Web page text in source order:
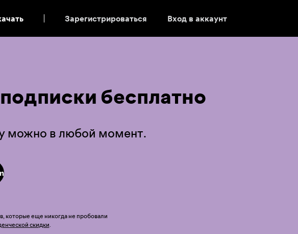
Зарегистрироваться Вход в аккаунт
бесплатно
можно в любой момент.
которые еще никогда не пробовали
скидки.